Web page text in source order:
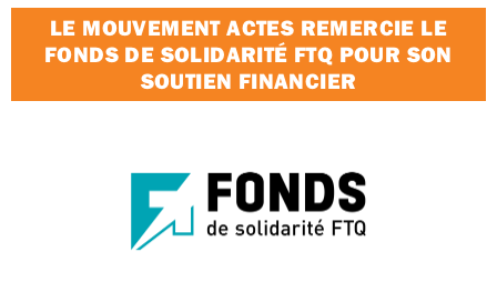
LE MOUVEMENT ACTES REMERCIE LE
FONDS DE SOLIDARITÉ FTQ POUR SON
SOUTIEN FINANCIER